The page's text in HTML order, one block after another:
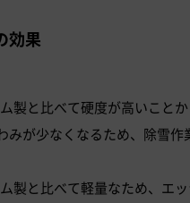
効果
製と比べて硬度が高いこと
みが少なくなるため、除雪作
製と比べて軽量なため、エ